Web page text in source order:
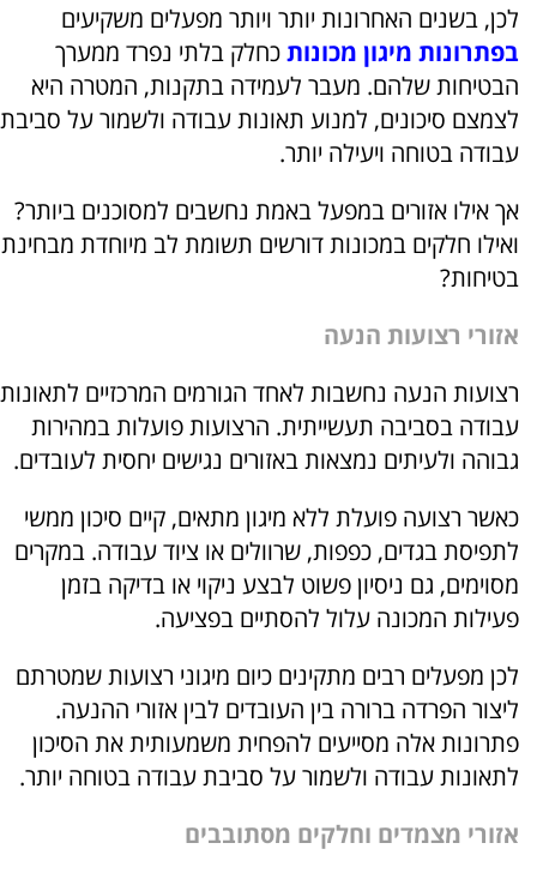
לכן, בשנים האחרונות יותר ויותר מפעלים משקיעים
בפתרונות מיגון מכונותכחלק בלתי נפרד ממערך
הבטיחות שלהם. מעבר לעמידה בתקנות, המטרה היא
לצמצם סיכונים, למנוע תאונות עבודה ולשמור על סביבת
עבודה בטוחה ויעילה יותר.
אך אילו אזורים במפעל באמת נחשבים למסוכנים ביותר?
ואילו חלקים במכונות דורשים תשומת לב מיוחדת מבחינת
בטיחות?
אזורי רצועות הנעה
רצועות הנעה נחשבות לאחד הגורמים המרכזיים לתאונות
עבודה בסביבה תעשייתית. הרצועות פועלות במהירות
גבוהה ולעיתים נמצאות באזורים נגישים יחסית לעובדים.
כאשר רצועה פועלת ללא מיגון מתאים, קיים סיכון ממשי
לתפיסת בגדים, כפפות, שרוולים או ציוד עבודה. במקרים
מסוימים, גם ניסיון פשוט לבצע ניקוי או בדיקה בזמן
פעילות המכונה עלול להסתיים בפציעה.
לכן מפעלים רבים מתקינים כיום מיגוני רצועות שמטרתם
ליצור הפרדה ברורה בין העובדים לבין אזורי ההנעה.
פתרונות אלה מסייעים להפחית משמעותית את הסיכון
לתאונות עבודה ולשמור על סביבת עבודה בטוחה יותר.
אזורי מצמדים וחלקים מסתובבים